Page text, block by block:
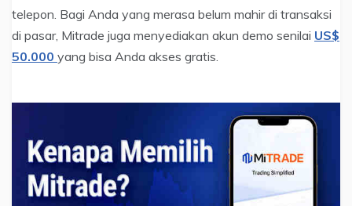
telepon. Bagi Anda yang merasa belum mahir di transaksi
di pasar, Mitrade juga menyediakan akun demo senilai US$
50.000 yang bisa Anda akses gratis.